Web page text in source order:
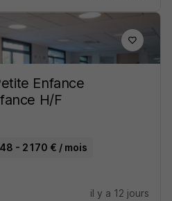
Enfance
H/F
- 2 170 € / mois
il y a 12 jours